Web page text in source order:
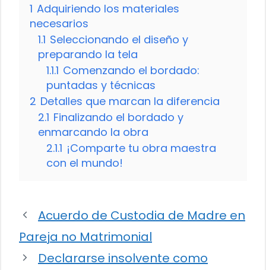
1 Adquiriendo los materiales
necesarios
1.1 Seleccionando el diseño y
preparando la tela
1.1.1 Comenzando el bordado:
puntadas y técnicas
2 Detalles que marcan la diferencia
2.1 Finalizando el bordado y
enmarcando la obra
2.1.1 ¡Comparte tu obra maestra
con el mundo!
Acuerdo de Custodia de Madre en
Pareja no Matrimonial
Declararse insolvente como